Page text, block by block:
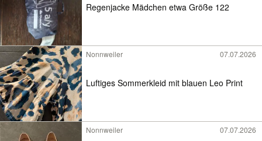
Regenjacke Mädchen etwa Größe 122
Nonnweiler 07.07.2026
Luftiges Sommerkleid mit blauen Leo Print
Nonnweiler 07.07.2026